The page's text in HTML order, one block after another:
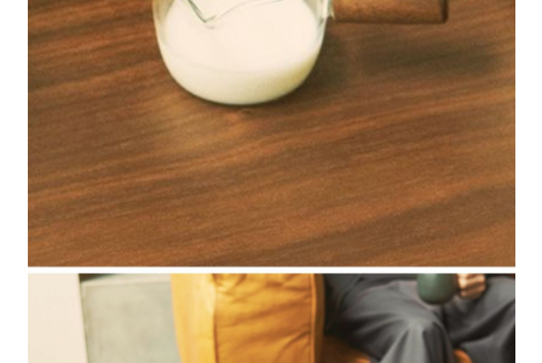
【注意事項】
１．透過由恩沛科技股份有限公司提供之「AFTEE先享後付」服務完成之交
易，需依本服務之必要範圍內提供個人資料，並將交易相關給付款項請求債
權轉讓予恩沛科技股份有限公司。
２．關於個人資料處理事宜，請瀏覽以下網址：https://aftee.tw/terms/#terms3
３．未成年的使用者請事先徵得法定代理人或監護人之同意方可使用
「AFTEE先享後付」，若未經同意申辦者引起之損失，本公司不負相關責
４．使用「AFTEE先享後付」時，將依據個別帳號之用戶狀況，依本公司即
時審查核予不同之上限額度；若仍有額度不足之情形，本公司將視審查結果
請求用戶進行身份認證。
５．嚴禁一人註冊多個帳號或使用他人資訊註冊。若發現惡意使用之情形，
恩沛科技股份有限公司將有權停止該用戶之使用額度並採取法律行動。